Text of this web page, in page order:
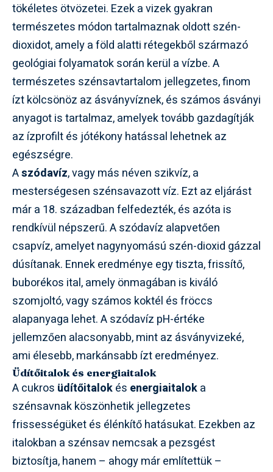
tökéletes ötvözetei. Ezek a vizek gyakran
természetes módon tartalmaznak oldott szén-
dioxidot, amely a föld alatti rétegekből származó
geológiai folyamatok során kerül a vízbe. A
természetes szénsavtartalom jellegzetes, finom
ízt kölcsönöz az ásványvíznek, és számos ásványi
anyagot is tartalmaz, amelyek tovább gazdagítják
az ízprofilt és jótékony hatással lehetnek az
egészségre.
Aszódavíz, vagy más néven szikvíz, a
mesterségesen szénsavazott víz. Ezt az eljárást
már a 18. században felfedezték, és azóta is
rendkívül népszerű. A szódavíz alapvetően
csapvíz, amelyet nagynyomású szén-dioxid gázzal
dúsítanak. Ennek eredménye egy tiszta, frissítő,
buborékos ital, amely önmagában is kiváló
szomjoltó, vagy számos koktél és fröccs
alapanyaga lehet. A szódavíz pH-értéke
jellemzően alacsonyabb, mint az ásványvizeké,
ami élesebb, markánsabb ízt eredményez.
Üdítőitalok és energiaitalok
A cukros üdítőitalokés energiaitaloka
szénsavnak köszönhetik jellegzetes
frissességüket és élénkítő hatásukat. Ezekben az
italokban a szénsav nemcsak a pezsgést
biztosítja, hanem – ahogy már említettük –